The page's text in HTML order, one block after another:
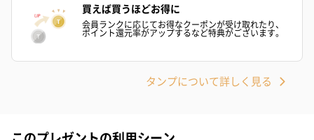
ト【ありがとう】
（1,100円）
ドクリーム（ピンクグ
レープフルーツ）
ッシュローズ
買えば買うほどお得に
会員ランクに応じてお得なクーポンが受け取れたり、
ポイント還元率がアップするなど特典がございます。
タンプについて詳しく見る